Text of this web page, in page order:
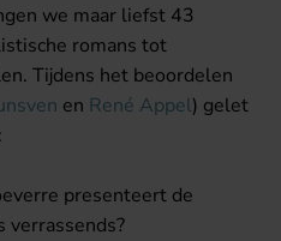
we maar liefst 43
romans tot
Tijdens het beoordelen
en René Appel) gelet
presenteert de
verrassends?